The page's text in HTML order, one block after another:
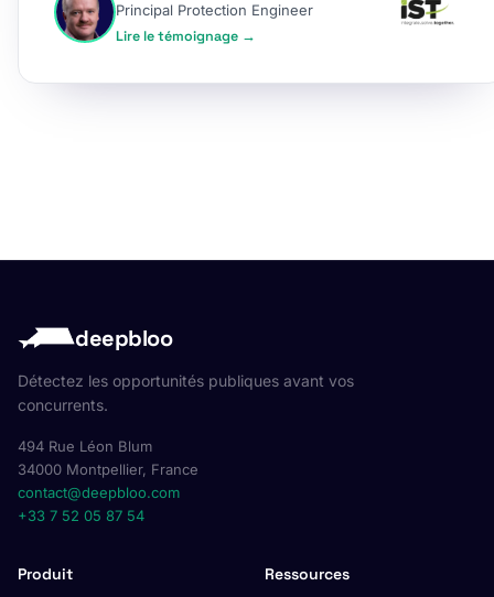
Principal Protection Engineer
Lire le témoignage →
deepbloo
Détectez les opportunités publiques avant vos
concurrents.
494 Rue Léon Blum
34000 Montpellier, France
contact@deepbloo.com
+33 7 52 05 87 54
Produit Ressources